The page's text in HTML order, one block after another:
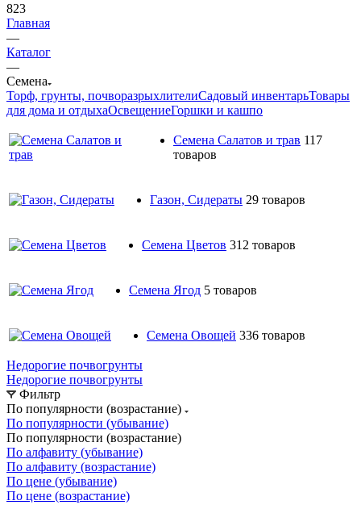
823
Главная
—
Каталог
—
Семена
Торф, грунты, почворазрыхлителиСадовый инвентарьТовары
для дома и отдыхаОсвещениеГоршки и кашпо
Семена Салатов и трав 117
товаров
Газон, Сидераты 29 товаров
Семена Цветов 312 товаров
Семена Ягод 5 товаров
Семена Овощей 336 товаров
Недорогие почвогрунты
Недорогие почвогрунты
Фильтр
По популярности (возрастание)
По популярности (убывание)
По популярности (возрастание)
По алфавиту (убывание)
По алфавиту (возрастание)
По цене (убывание)
По цене (возрастание)